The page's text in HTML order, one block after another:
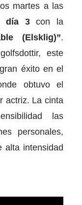
martes a las
día 3con la
(Elsklig)”.
este
éxito en el
obtuvo el
actriz. La cinta
las
personales,
alta intensidad